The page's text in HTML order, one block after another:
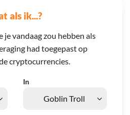
als ik...?
je vandaag zou hebben als
had toegepast op
cryptocurrencies.
In